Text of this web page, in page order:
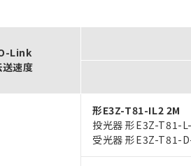
Link
送速度
形E3Z-T81-IL2 2M
投光器 形E3Z-T81-
受光器 形E3Z-T81-